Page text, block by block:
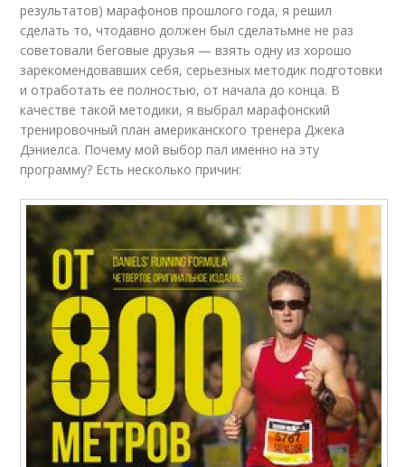
результатов) марафонов прошлого года, я решил
сделать то, чтодавно должен был сделатьмне не раз
советовали беговые друзья — взять одну из хорошо
зарекомендовавших себя, серьезных методик подготовки
и отработать ее полностью, от начала до конца. В
качестве такой методики, я выбрал марафонский
тренировочный план американского тренера Джека
Дэниелса. Почему мой выбор пал именно на эту
программу? Есть несколько причин: